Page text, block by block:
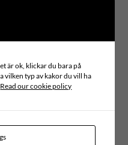
är ok, klickar du bara på
vilken typ av kakor du vill ha
Read our cookie policy